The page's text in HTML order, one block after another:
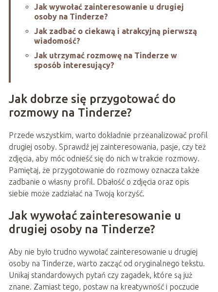
Jak wywołać zainteresowanie u drugiej
osoby na Tinderze?
Jak zadbać o ciekawą i atrakcyjną pierwszą
wiadomość?
Jak utrzymać rozmowę na Tinderze w
sposób interesujący?
Jak dobrze się przygotować do
rozmowy na Tinderze?
Przede wszystkim, warto dokładnie przeanalizować profil
drugiej osoby. Sprawdź jej zainteresowania, pasje, czy też
zdjęcia, aby móc odnieść się do nich w trakcie rozmowy.
Pamiętaj, że przygotowanie do rozmowy oznacza także
zadbanie o własny profil. Dbałość o zdjęcia oraz opis
siebie może zadziałać na Twoją korzyść.
Jak wywołać zainteresowanie u
drugiej osoby na Tinderze?
Aby nie było trudno wywołać zainteresowanie u drugiej
osoby na Tinderze, warto zacząć od oryginalnego tekstu.
Unikaj standardowych pytań czy zagadek, które są już
znane. Zamiast tego, postaw na kreatywność i poczucie